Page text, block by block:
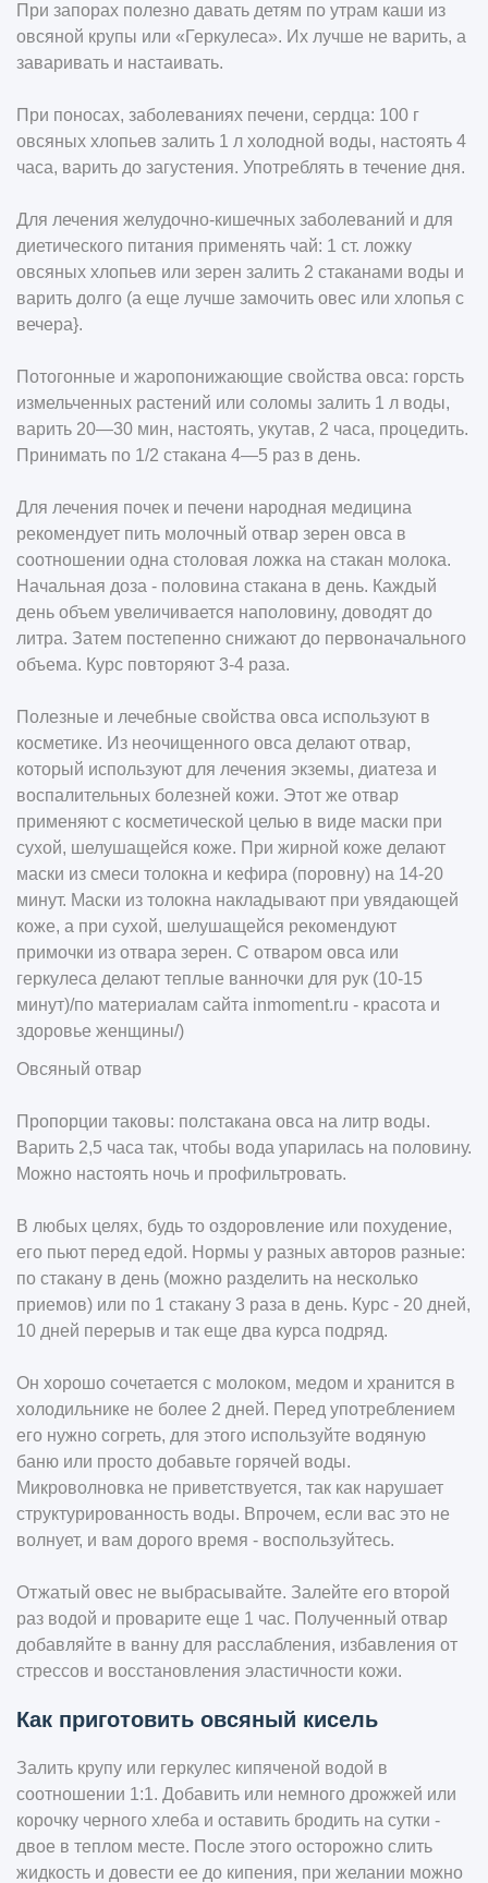
При запорах полезно давать детям по утрам каши из
овсяной крупы или «Геркулеса». Их лучше не варить, а
заваривать и настаивать.
При поносах, заболеваниях печени, сердца: 100 г
овсяных хлопьев залить 1 л холодной воды, настоять 4
часа, варить до загустения. Употреблять в течение дня.
Для лечения желудочно-кишечных заболеваний и для
диетического питания применять чай: 1 ст. ложку
овсяных хлопьев или зерен залить 2 стаканами воды и
варить долго (а еще лучше замочить овес или хлопья с
вечера}.
Потогонные и жаропонижающие свойства овса: горсть
измельченных растений или соломы залить 1 л воды,
варить 20—30 мин, настоять, укутав, 2 часа, процедить.
Принимать по 1/2 стакана 4—5 раз в день.
Для лечения почек и печени народная медицина
рекомендует пить молочный отвар зерен овса в
соотношении одна столовая ложка на стакан молока.
Начальная доза - половина стакана в день. Каждый
день объем увеличивается наполовину, доводят до
литра. Затем постепенно снижают до первоначального
объема. Курс повторяют 3-4 раза.
Полезные и лечебные свойства овса используют в
косметике. Из неочищенного овса делают отвар,
который используют для лечения экземы, диатеза и
воспалительных болезней кожи. Этот же отвар
применяют с косметической целью в виде маски при
сухой, шелушащейся коже. При жирной коже делают
маски из смеси толокна и кефира (поровну) на 14-20
минут. Маски из толокна накладывают при увядающей
коже, а при сухой, шелушащейся рекомендуют
примочки из отвара зерен. С отваром овса или
геркулеса делают теплые ванночки для рук (10-15
минут)/по материалам сайта inmoment.ru - красота и
здоровье женщины/)
Овсяный отвар
Пропорции таковы: полстакана овса на литр воды.
Варить 2,5 часа так, чтобы вода упарилась на половину.
Можно настоять ночь и профильтровать.
В любых целях, будь то оздоровление или похудение,
его пьют перед едой. Нормы у разных авторов разные:
по стакану в день (можно разделить на несколько
приемов) или по 1 стакану 3 раза в день. Курс - 20 дней,
10 дней перерыв и так еще два курса подряд.
Он хорошо сочетается с молоком, медом и хранится в
холодильнике не более 2 дней. Перед употреблением
его нужно согреть, для этого используйте водяную
баню или просто добавьте горячей воды.
Микроволновка не приветствуется, так как нарушает
структурированность воды. Впрочем, если вас это не
волнует, и вам дорого время - воспользуйтесь.
Отжатый овес не выбрасывайте. Залейте его второй
раз водой и проварите еще 1 час. Полученный отвар
добавляйте в ванну для расслабления, избавления от
стрессов и восстановления эластичности кожи.
Как приготовить овсяный кисель
Залить крупу или геркулес кипяченой водой в
соотношении 1:1. Добавить или немного дрожжей или
корочку черного хлеба и оставить бродить на сутки -
двое в теплом месте. После этого осторожно слить
жидкость и довести ее до кипения, при желании можно